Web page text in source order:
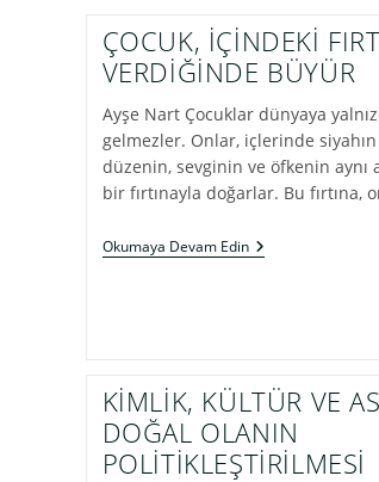
DEĞİŞTİREN
ZALİMLİK
ÇOCUK, İÇİNDEKİ
VERDİĞİNDE BÜYÜR
Ayşe Nart Çocuklar dünyaya
gelmezler. Onlar, içlerinde siyahın
düzenin, sevginin ve öfkenin aynı
bir fırtınayla doğarlar. Bu fırtına,
Okumaya Devam EdinÇOCUK,
İÇİNDEKİ
KİMLİK, KÜLTÜR VE
DOĞAL OLANIN
POLİTİKLEŞTİRİLMESİ